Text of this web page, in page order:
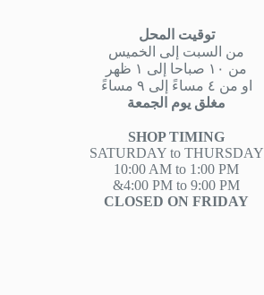
توقيت المحل
من السبت إلى الخميس
من ١٠ صباحا إلى ١ ظهر
او من ٤ مساءً إلى ٩ مساءً
مغلق يوم الجمعة
SHOP TIMING
SATURDAY to THURSDAY
10:00 AM to 1:00 PM
&4:00 PM to 9:00 PM
CLOSED ON FRIDAY